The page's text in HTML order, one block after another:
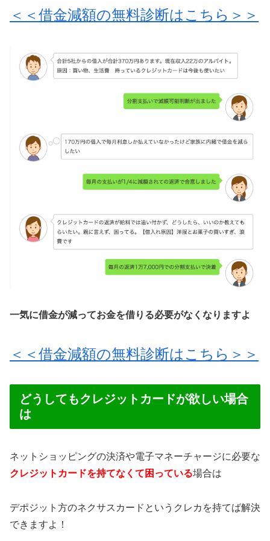
＜＜借金減額の無料診断はこちら＞＞
一気に借金が減ってお金を借りる必要がなくなりますよ
＜＜借金減額の無料診断はこちら＞＞
どうしてもクレジットカードが欲しい場合
は
ネットショッピングの決済や電子マネーチャージに必要な
クレジットカードを持てなくて困っている場合は
デポジット方のネクサスカードというクレカを持てば解決
できますよ！